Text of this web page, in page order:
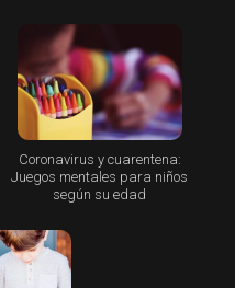
Coronavirus y cuarentena:
Juegos mentales para niños
según su edad